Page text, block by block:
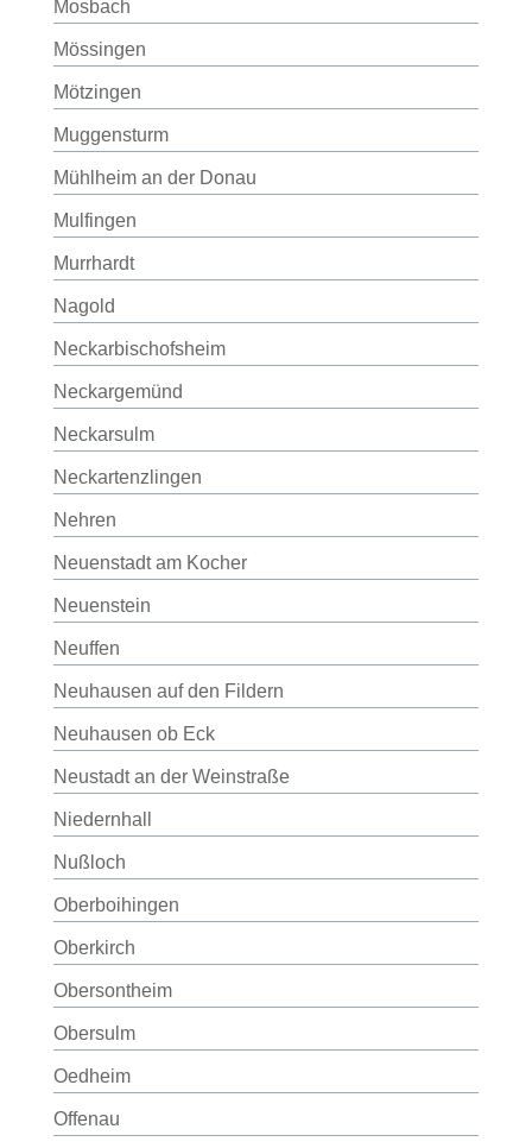
Mosbach
Mössingen
Mötzingen
Muggensturm
Mühlheim an der Donau
Mulfingen
Murrhardt
Nagold
Neckarbischofsheim
Neckargemünd
Neckarsulm
Neckartenzlingen
Nehren
Neuenstadt am Kocher
Neuenstein
Neuffen
Neuhausen auf den Fildern
Neuhausen ob Eck
Neustadt an der Weinstraße
Niedernhall
Nußloch
Oberboihingen
Oberkirch
Obersontheim
Obersulm
Oedheim
Offenau